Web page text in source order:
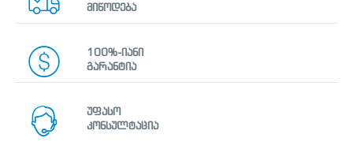
მიწოდება
100%-იანი
გარანტია
უფასო
კონსულტაცია